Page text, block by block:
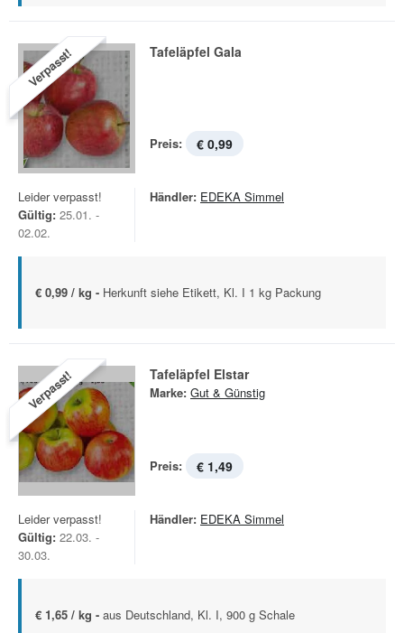
Verpasst! Tafeläpfel Gala
Preis: € 0,99
Leider verpasst!
Gültig: 25.01. -
02.02.
Händler: EDEKA Simmel
€ 0,99 / kg - Herkunft siehe Etikett, Kl. I 1 kg Packung
Verpasst! Tafeläpfel Elstar
Marke: Gut & Günstig
Preis: € 1,49
Leider verpasst!
Gültig: 22.03. -
30.03.
Händler: EDEKA Simmel
€ 1,65 / kg - aus Deutschland, Kl. I, 900 g Schale